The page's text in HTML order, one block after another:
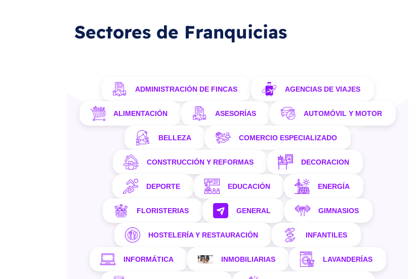
Sectores de Franquicias
ADMINISTRACIÓN DE FINCAS AGENCIAS DE VIAJES
ALIMENTACIÓN ASESORÍAS AUTOMÓVIL Y MOTOR
BELLEZA COMERCIO ESPECIALIZADO
CONSTRUCCIÓN Y REFORMAS DECORACION
DEPORTE EDUCACIÓN ENERGÍA
FLORISTERIAS GENERAL GIMNASIOS
HOSTELERÍA Y RESTAURACIÓN INFANTILES
INFORMÁTICA INMOBILIARIAS LAVANDERÍAS